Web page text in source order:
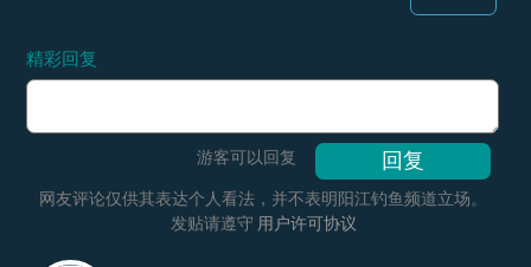
精彩回复
游客可以回复
网友评论仅供其表达个人看法，并不表明阳江钓鱼频道立场。
发贴请遵守 用户许可协议